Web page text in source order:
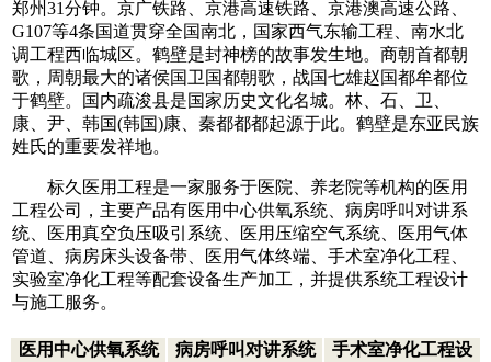
郑州31分钟。京广铁路、京港高速铁路、京港澳高速公路、
G107等4条国道贯穿全国南北，国家西气东输工程、南水北
调工程西临城区。鹤壁是封神榜的故事发生地。商朝首都朝
歌，周朝最大的诸侯国卫国都朝歌，战国七雄赵国都牟都位
于鹤壁。国内疏浚县是国家历史文化名城。林、石、卫、
康、尹、韩国(韩国)康、秦都都都起源于此。鹤壁是东亚民族
姓氏的重要发祥地。
标久医用工程是一家服务于医院、养老院等机构的医用
工程公司，主要产品有医用中心供氧系统、病房呼叫对讲系
统、医用真空负压吸引系统、医用压缩空气系统、医用气体
管道、病房床头设备带、医用气体终端、手术室净化工程、
实验室净化工程等配套设备生产加工，并提供系统工程设计
与施工服务。
医用中心供氧系统
病房呼叫对讲系统
手术室净化工程设